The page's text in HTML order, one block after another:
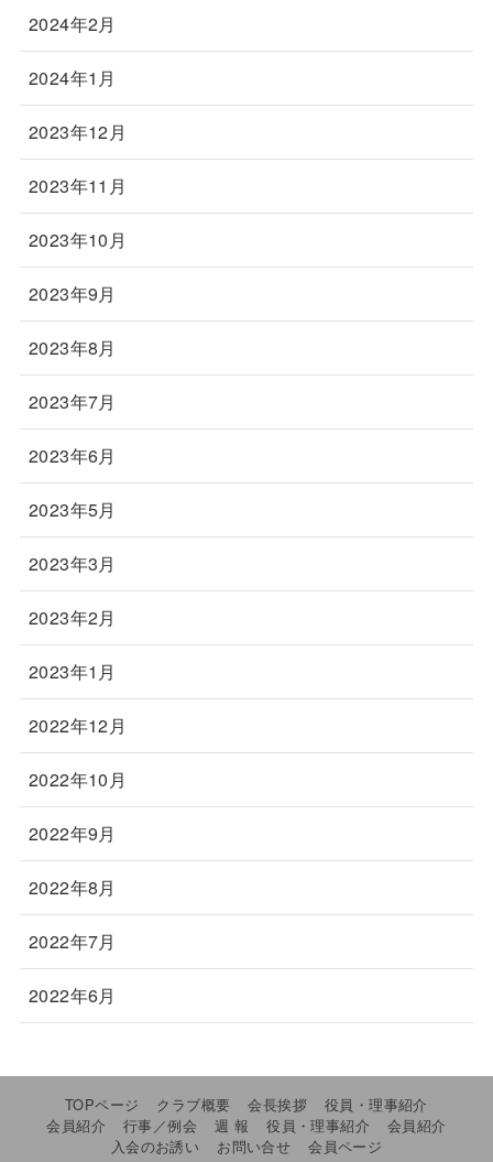
2024年2月
2024年1月
2023年12月
2023年11月
2023年10月
2023年9月
2023年8月
2023年7月
2023年6月
2023年5月
2023年3月
2023年2月
2023年1月
2022年12月
2022年10月
2022年9月
2022年8月
2022年7月
2022年6月
TOPページ クラブ概要 会長挨拶
役員・理事紹介
会員紹介
行事／例会 週 報 役員・理事紹介
会員紹介
入会のお誘い
お問い合せ 会員ページ